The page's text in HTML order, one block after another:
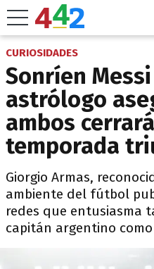
CURIOSIDADES
Sonríen
astrólogo
ambos
temporada
Giorgio Armas,
ambiente del fútbol
redes que entusiasma
capitán argentino